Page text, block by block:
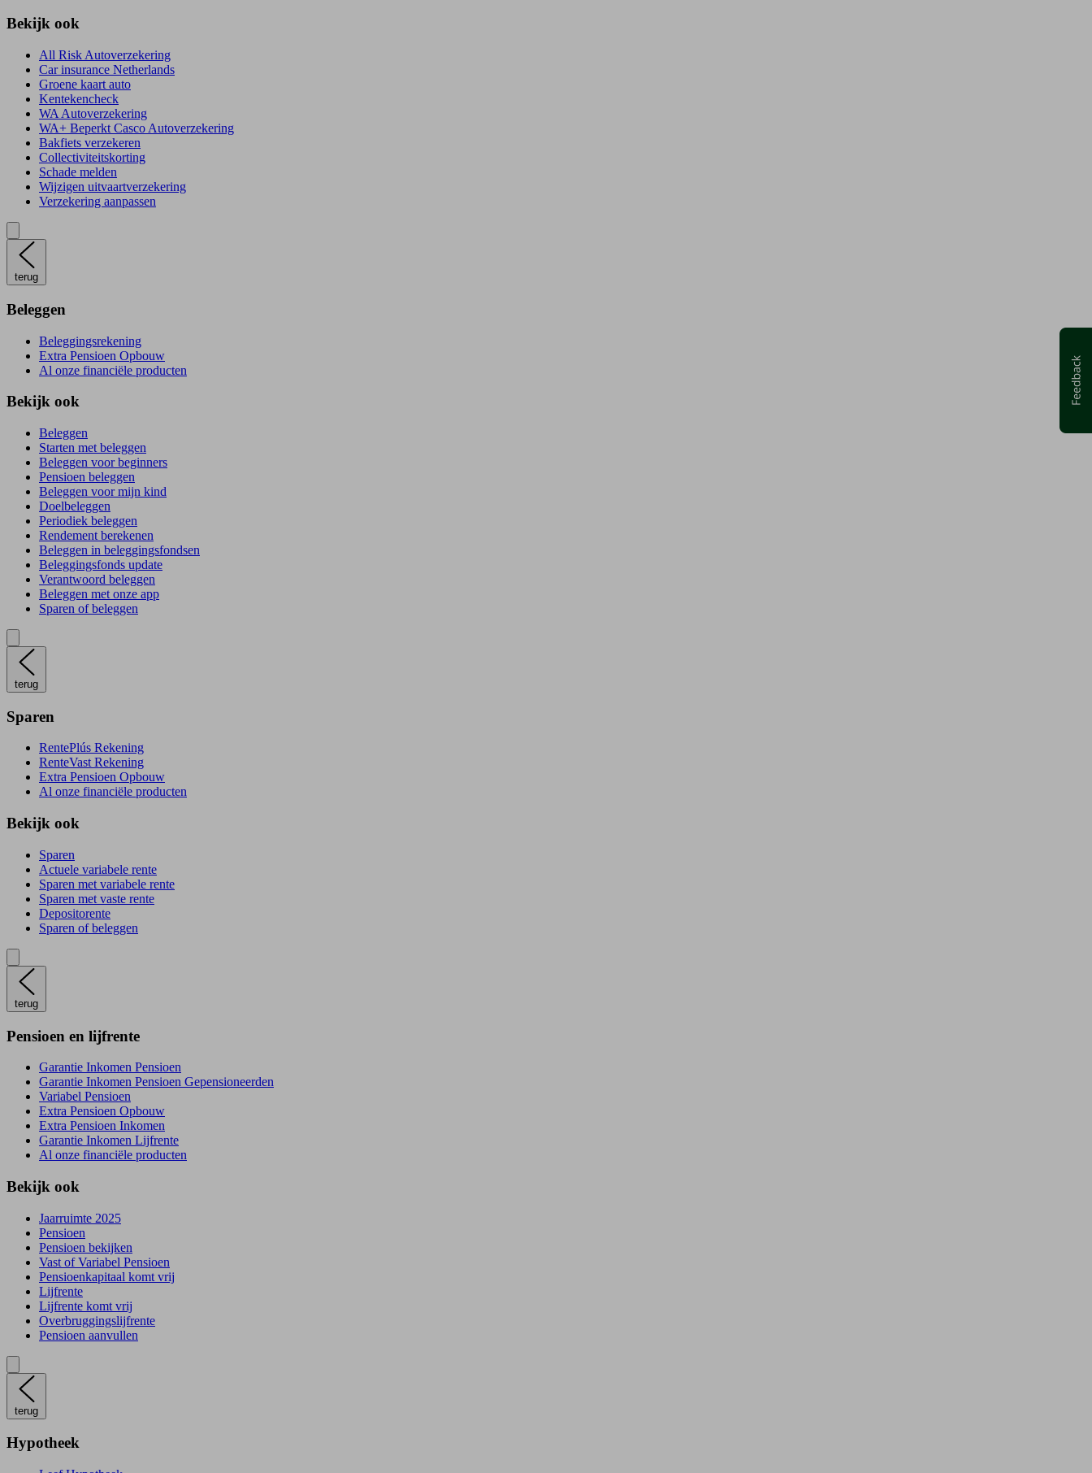
Bekijk ook
All Risk Autoverzekering
Car insurance Netherlands
Groene kaart auto
Kentekencheck
WA Autoverzekering
WA+ Beperkt Casco Autoverzekering
Bakfiets verzekeren
Collectiviteitskorting
Schade melden
Wijzigen uitvaartverzekering
Verzekering aanpassen
terug
Beleggen
Beleggingsrekening
Extra Pensioen Opbouw
Al onze financiële producten
Bekijk ook
Beleggen
Starten met beleggen
Beleggen voor beginners
Pensioen beleggen
Beleggen voor mijn kind
Doelbeleggen
Periodiek beleggen
Rendement berekenen
Beleggen in beleggingsfondsen
Beleggingsfonds update
Verantwoord beleggen
Beleggen met onze app
Sparen of beleggen
terug
Sparen
RentePlús Rekening
RenteVast Rekening
Extra Pensioen Opbouw
Al onze financiële producten
Bekijk ook
Sparen
Actuele variabele rente
Sparen met variabele rente
Sparen met vaste rente
Depositorente
Sparen of beleggen
terug
Pensioen en lijfrente
Garantie Inkomen Pensioen
Garantie Inkomen Pensioen Gepensioneerden
Variabel Pensioen
Extra Pensioen Opbouw
Extra Pensioen Inkomen
Garantie Inkomen Lijfrente
Al onze financiële producten
Bekijk ook
Jaarruimte 2025
Pensioen
Pensioen bekijken
Vast of Variabel Pensioen
Pensioenkapitaal komt vrij
Lijfrente
Lijfrente komt vrij
Overbruggingslijfrente
Pensioen aanvullen
terug
Hypotheek